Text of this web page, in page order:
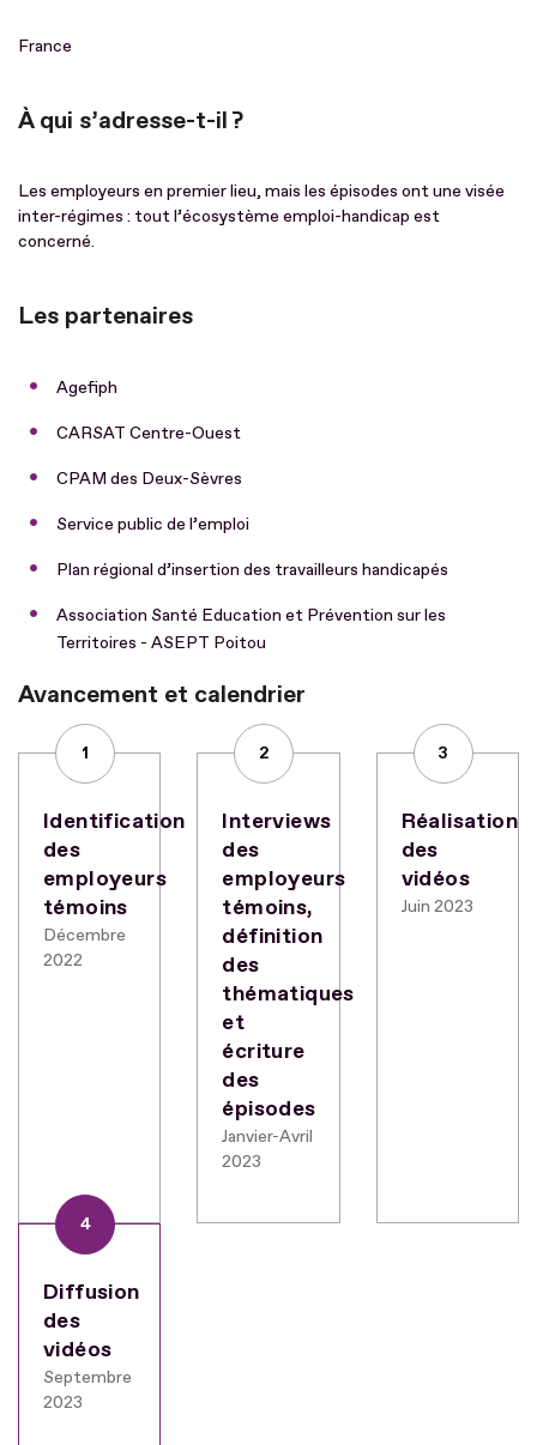
France
À qui s’adresse-t-il ?
Les employeurs en premier lieu, mais les épisodes ont une visée
inter-régimes : tout l’écosystème emploi-handicap est
concerné.
Les partenaires
Agefiph
CARSAT Centre-Ouest
CPAM des Deux-Sèvres
Service public de l’emploi
Plan régional d’insertion des travailleurs handicapés
Association Santé Education et Prévention sur les
Territoires - ASEPT Poitou
Avancement et calendrier
1
Identification
des
employeurs
témoins
Décembre
2022
2
Interviews
des
employeurs
témoins,
définition
des
thématiques
et
écriture
des
épisodes
Janvier-Avril
2023
3
Réalisation
des
vidéos
Juin 2023
4
Diffusion
des
vidéos
Septembre
2023